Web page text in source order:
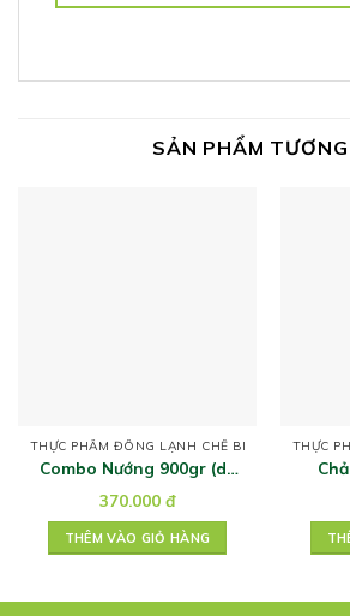
SẢN PHẨM
THỰC PHẨM ĐÔNG LẠNH CHẾ BIẾN
Combo Nướng 900gr (dẻ
vai)
370.000 đ
THÊM VÀO GIỎ HÀNG
THỰC